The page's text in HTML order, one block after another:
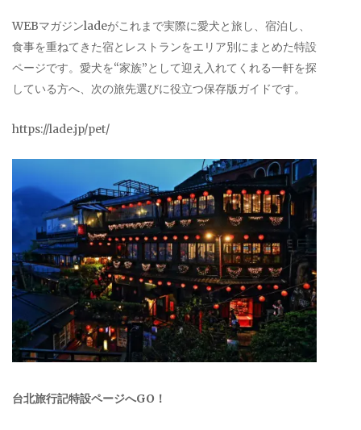
WEBマガジンladeがこれまで実際に愛犬と旅し、宿泊し、
食事を重ねてきた宿とレストランをエリア別にまとめた特設
ページです。愛犬を“家族”として迎え入れてくれる一軒を探
している方へ、次の旅先選びに役立つ保存版ガイドです。
https://lade.jp/pet/
台北旅行記特設ページへGO！